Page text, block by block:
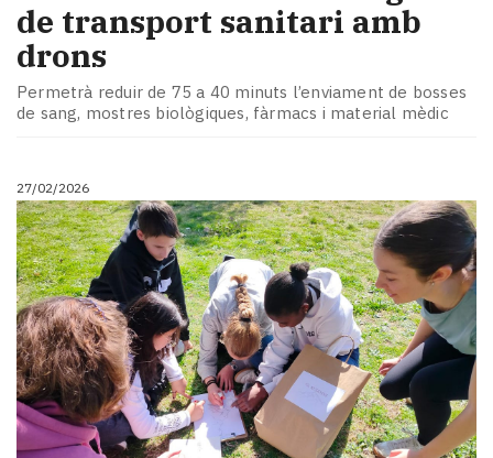
de transport sanitari amb
drons
Permetrà reduir de 75 a 40 minuts l’enviament de bosses
de sang, mostres biològiques, fàrmacs i material mèdic
27/02/2026